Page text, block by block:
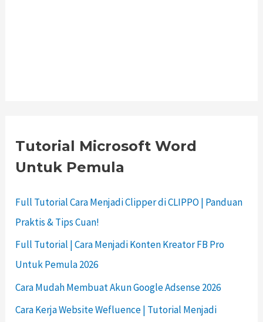
Tutorial Microsoft Word
Untuk Pemula
Full Tutorial Cara Menjadi Clipper di CLIPPO | Panduan
Praktis & Tips Cuan!
Full Tutorial | Cara Menjadi Konten Kreator FB Pro
Untuk Pemula 2026
Cara Mudah Membuat Akun Google Adsense 2026
Cara Kerja Website Wefluence | Tutorial Menjadi